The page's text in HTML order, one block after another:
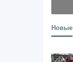
Новые